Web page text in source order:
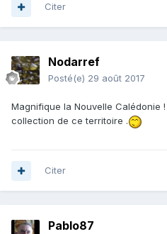
Citer
Nodarref
Posté(e) 29 août 2017
Magnifique la Nouvelle Calédonie
collection de ce territoire .
Citer
Pablo87